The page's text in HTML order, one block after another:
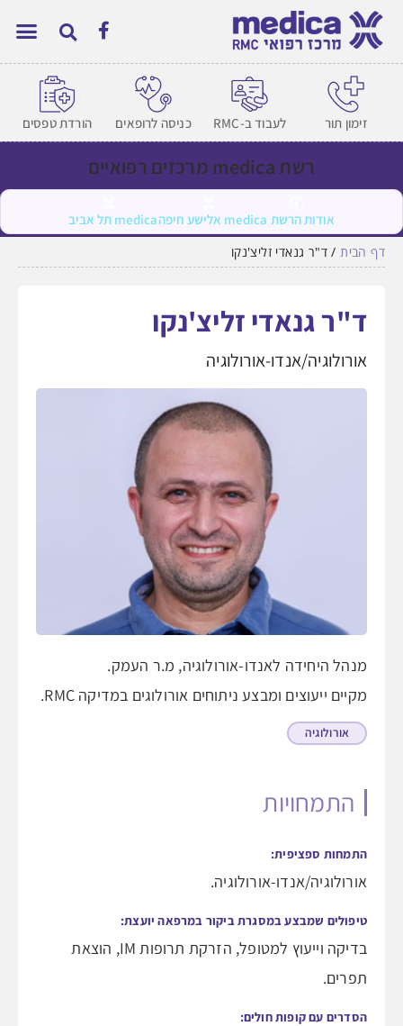
זימון תור לעבוד ב-RMC כניסה לרופאים הורדת טפסים
רשת medica מרכזים רפואיים
אודות הרשת medica אלישע חיפה
medica תל אביב
דף הבית/ד"ר גנאדי זליצ'נקו
ד"ר גנאדי זליצ'נקו
אורולוגיה/אנדו-אורולוגיה
מנהל היחידה לאנדו-אורולוגיה, מ.ר העמק.
מקיים ייעוצים ומבצע ניתוחים אורולוגים במדיקה RMC.
אורולוגיה
התמחויות
התמחות ספציפית:
אורולוגיה/אנדו-אורולוגיה.
טיפולים שמבצע במסגרת ביקור במרפאה יועצת:
בדיקה וייעוץ למטופל, הזרקת תרופות IM, הוצאת
תפרים.
הסדרים עם קופות חולים: